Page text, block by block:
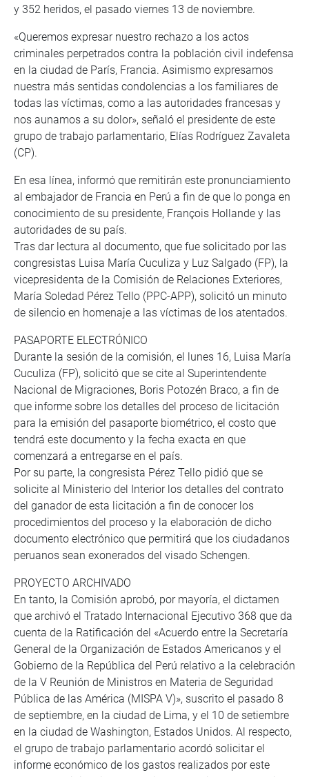
y 352 heridos, el pasado viernes 13 de noviembre.
«Queremos expresar nuestro rechazo a los actos
criminales perpetrados contra la población civil indefensa
en la ciudad de París, Francia. Asimismo expresamos
nuestra más sentidas condolencias a los familiares de
todas las víctimas, como a las autoridades francesas y
nos aunamos a su dolor», señaló el presidente de este
grupo de trabajo parlamentario, Elías Rodríguez Zavaleta
(CP).
En esa línea, informó que remitirán este pronunciamiento
al embajador de Francia en Perú a fin de que lo ponga en
conocimiento de su presidente, François Hollande y las
autoridades de su país.
Tras dar lectura al documento, que fue solicitado por las
congresistas Luisa María Cuculiza y Luz Salgado (FP), la
vicepresidenta de la Comisión de Relaciones Exteriores,
María Soledad Pérez Tello (PPC-APP), solicitó un minuto
de silencio en homenaje a las víctimas de los atentados.
PASAPORTE ELECTRÓNICO
Durante la sesión de la comisión, el lunes 16, Luisa María
Cuculiza (FP), solicitó que se cite al Superintendente
Nacional de Migraciones, Boris Potozén Braco, a fin de
que informe sobre los detalles del proceso de licitación
para la emisión del pasaporte biométrico, el costo que
tendrá este documento y la fecha exacta en que
comenzará a entregarse en el país.
Por su parte, la congresista Pérez Tello pidió que se
solicite al Ministerio del Interior los detalles del contrato
del ganador de esta licitación a fin de conocer los
procedimientos del proceso y la elaboración de dicho
documento electrónico que permitirá que los ciudadanos
peruanos sean exonerados del visado Schengen.
PROYECTO ARCHIVADO
En tanto, la Comisión aprobó, por mayoría, el dictamen
que archivó el Tratado Internacional Ejecutivo 368 que da
cuenta de la Ratificación del «Acuerdo entre la Secretaría
General de la Organización de Estados Americanos y el
Gobierno de la República del Perú relativo a la celebración
de la V Reunión de Ministros en Materia de Seguridad
Pública de las América (MISPA V)», suscrito el pasado 8
de septiembre, en la ciudad de Lima, y el 10 de setiembre
en la ciudad de Washington, Estados Unidos. Al respecto,
el grupo de trabajo parlamentario acordó solicitar el
informe económico de los gastos realizados por este